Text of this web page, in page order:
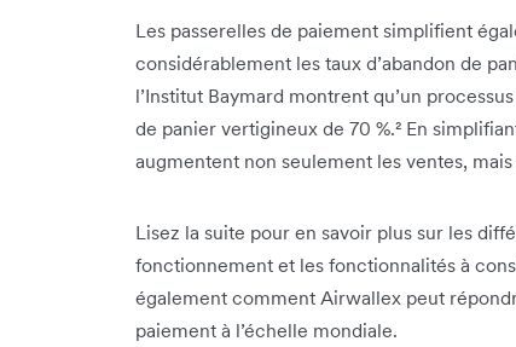
Les passerelles de paiement simplifient
considérablement les taux d’abandon de
l’Institut Baymard montrent qu’un
de panier vertigineux de 70 %.² En
augmentent non seulement les ventes,
Lisez la suite pour en savoir plus sur les
fonctionnement et les fonctionnalités à
également comment Airwallex peut
paiement à l’échelle mondiale.